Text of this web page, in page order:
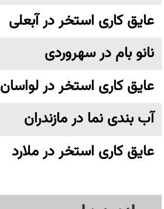
عایق کاری استخر در آبعلی
نانو بام در سهروردی
عایق کاری استخر در لواسان
آب بندی نما در مازندران
عایق کاری استخر در ملارد